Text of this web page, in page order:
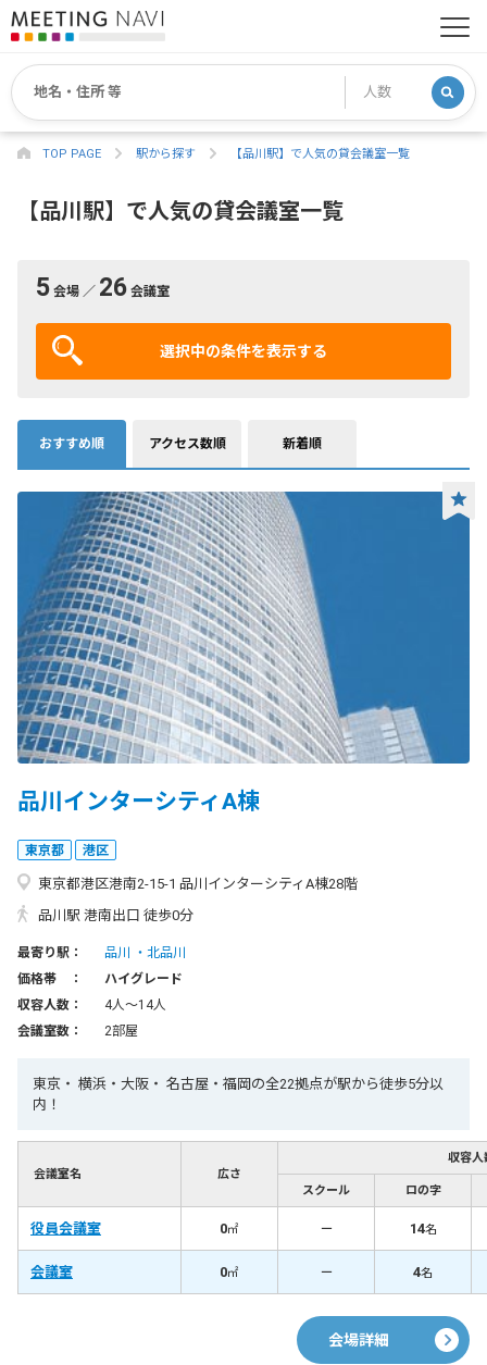
TOP PAGE 駅から探す 【品川駅】で人気の貸会議室一覧
【品川駅】で人気の貸会議室一覧
5 会場 ／ 26 会議室
選択中の条件を表示する
おすすめ順 アクセス数順 新着順
品川インターシティA棟
東京都 港区
東京都港区港南2-15-1 品川インターシティA棟28階
品川駅 港南出口 徒歩0分
最寄り駅： 品川
北品川
価格帯 ：
ハイグレード
収容人数：
4人〜14人
会議室数：
2部屋
東京・ 横浜・大阪・ 名古屋・福岡の全22拠点が駅から徒歩5分以
内！
会議室名 広さ
収容人
スクール ロの字
役員会議室 0㎡ － 14名
会議室 0㎡ － 4名
会場詳細